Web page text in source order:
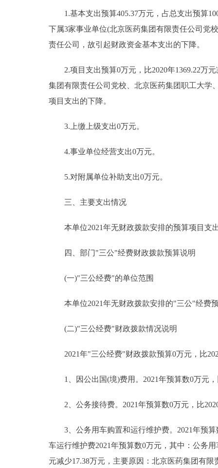
1.基本支出预算405.37万元，占总支出预算
下属3家事业单位(北京医药集团有限责任公司党
责任公司，故引起财政资金基本支出的下降。
2.项目支出预算0万元，比2020年1369.22万元
集团有限责任公司党校、北京医药集团职工大学
项目支出的下降。
3.上缴上级支出0万元。
4.事业单位经营支出0万元。
5.对附属单位补助支出0万元。
三、主要支出情况
本单位2021年无财政拨款安排的预算项目支
四、部门"三公"经费财政拨款预算说明
(一)"三公经费"的单位范围
本单位2021年无财政拨款安排的"三公"经费
(二)"三公经费"财政拨款情况说明
2021年"三公经费"财政拨款预算0万元，比
1、因公出国(境)费用。2021年预算数0万元，
2、公务接待费。2021年预算数0万元，比
3、公务用车购置和运行维护费。2021年预算
车运行维护费2021年预算数0万元，其中：公务
元减少17.38万元，主要原因：北京医药集团有